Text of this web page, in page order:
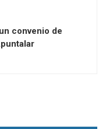
convenio de